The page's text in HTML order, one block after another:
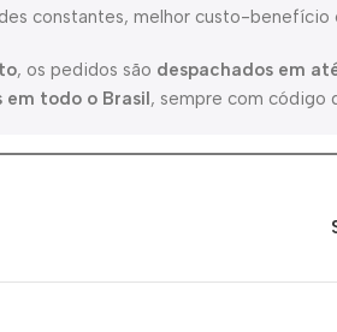
constantes, melhor custo-
, os pedidos são despachados em
em todo o Brasil, sempre com código
,atendimento humanizadoe